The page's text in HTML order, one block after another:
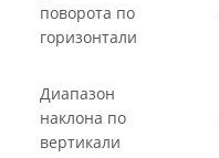
поворота по
горизонтали
Диапазон
наклона по
вертикали